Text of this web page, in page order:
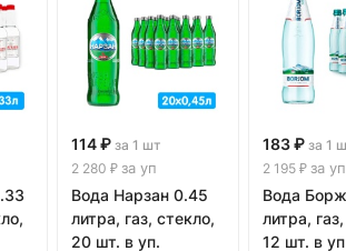
114 ₽ за 1 шт
2 280 ₽ за уп
Вода Нарзан 0.45
литра, газ, стекло,
20 шт. в уп.
183 ₽ за 1
2 195 ₽ за уп
Вода
литра,
12 шт. в